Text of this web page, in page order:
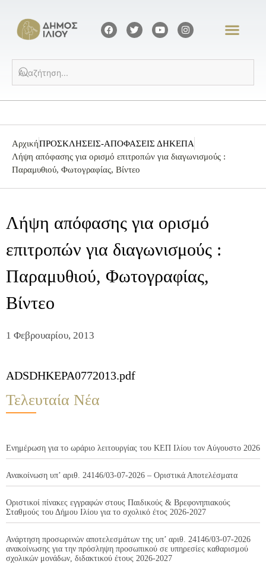
ΑρχικήΠΡΟΣΚΛΗΣΕΙΣ-ΑΠΟΦΑΣΕΙΣ ΔΗΚΕΠΑ
Λήψη απόφασης για ορισμό επιτροπών για διαγωνισμούς :
Παραμυθιού, Φωτογραφίας, Βίντεο
Λήψη απόφασης για ορισμό
επιτροπών για διαγωνισμούς :
Παραμυθιού, Φωτογραφίας,
Βίντεο
1 Φεβρουαρίου, 2013
ADSDHKEPA0772013.pdf
Τελευταία Νέα
Ενημέρωση για το ωράριο λειτουργίας του ΚΕΠ Ιλίου τον Αύγουστο 2026
Ανακοίνωση υπ’ αριθ. 24146/03-07-2026 – Οριστικά Αποτελέσματα
Οριστικοί πίνακες εγγραφών στους Παιδικούς & Βρεφονηπιακούς
Σταθμούς του Δήμου Ιλίου για το σχολικό έτος 2026-2027
Ανάρτηση προσωρινών αποτελεσμάτων της υπ’ αριθ. 24146/03-07-2026
ανακοίνωσης για την πρόσληψη προσωπικού σε υπηρεσίες καθαρισμού
σχολικών μονάδων, διδακτικού έτους 2026-2027